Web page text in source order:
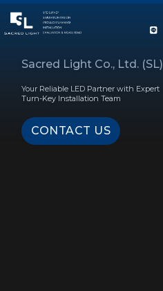
HOME
ABOUT US
PRODUCT
Sacred Light Co., Ltd. (SL)
Your Reliable LED Partner with Expert
Turn-Key Installation Team
CONTACT US